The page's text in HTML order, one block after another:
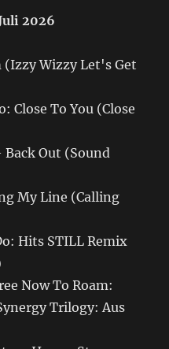
2026
Wizzy Let's Get
Close To You (Close
Out (Sound
My Line (Calling
Hits STILL Remix
Now To Roam:
Trilogy: Aus